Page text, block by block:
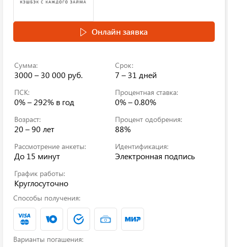
Онлайн заявка
Сумма:
3000 – 30 000 руб.
Срок:
7 – 31 дней
ПСК:
0% – 292% в год
Процентная ставка:
0% – 0.80%
Возраст:
20 – 90 лет
Процент одобрения:
88%
Рассмотрение анкеты:
До 15 минут
Идентификация:
Электронная подпись
График работы:
Круглосуточно
Способы получения:
Варианты погашения: